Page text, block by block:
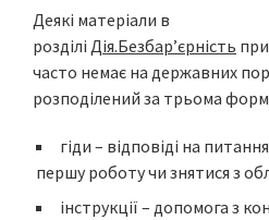
Деякі матеріали в
розділі Дія.Безбар’єрність
часто немає на державних
розподілений за трьома
гіди – відповіді на
першу роботу чи знятися з
інструкції – допомога з